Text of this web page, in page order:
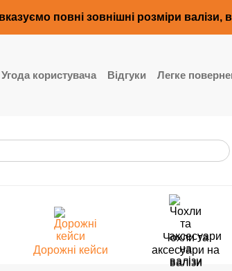
повні зовнішні розміри
Угода користувача Відгуки Легке
Дорожні кейси
Чохли та
аксесуари на
валізи